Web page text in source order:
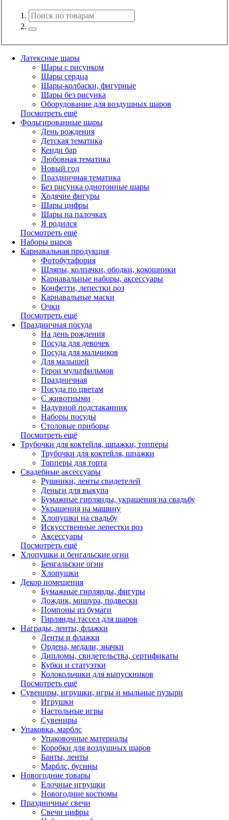
Латексные шары
Шары с рисунком
Шары сердца
Шары-колбаски, фигурные
Шары без рисунка
Оборудование для воздушных шаров
Посмотреть ещё
Фольгированные шары
День рождения
Детская тематика
Кенди бар
Любовная тематика
Новый год
Праздничная тематика
Без рисунка однотонные шары
Ходячие фигуры
Шары цифры
Шары на палочках
Я родился
Посмотреть ещё
Наборы шаров
Карнавальная продукция
Фотобутафория
Шляпы, колпачки, ободки, кокошники
Карнавальные наборы, аксессуары
Конфетти, лепестки роз
Карнавальные маски
Очки
Посмотреть ещё
Праздничная посуда
На день рождения
Посуда для девочек
Посуда для мальчиков
Для малышей
Герои мультфильмов
Праздничная
Посуда по цветам
С животными
Надувной подстаканник
Наборы посуды
Столовые приборы
Посмотреть ещё
Трубочки для коктейля, шпажки, топперы
Трубочки для коктейля, шпажки
Топперы для торта
Свадебные аксессуары
Рушники, ленты свидетелей
Деньги для выкупа
Бумажные гирлянды, украшения на свадьбу
Украшения на машину
Хлопушки на свадьбу
Искусственные лепестки роз
Аксессуары
Посмотреть ещё
Хлопушки и бенгальские огни
Бенгальские огни
Хлопушки
Декор помещения
Бумажные гирлянды, фигуры
Дождик, мишура, подвески
Помпоны из бумаги
Гирлянды тассел для шаров
Награды, ленты, флажки
Ленты и флажки
Ордена, медали, значки
Дипломы, свидетельства, сертификаты
Кубки и статуэтки
Колокольчики для выпускников
Посмотреть ещё
Сувениры, игрушки, игры и мыльные пузыри
Игрушки
Настольные игры
Сувениры
Упаковка, марблс
Упаковочные материалы
Коробки для воздушных шаров
Банты, ленты
Марблс, бусины
Новогодние товары
Елочные игрушки
Новогодние костюмы
Праздничные свечи
Свечи цифры